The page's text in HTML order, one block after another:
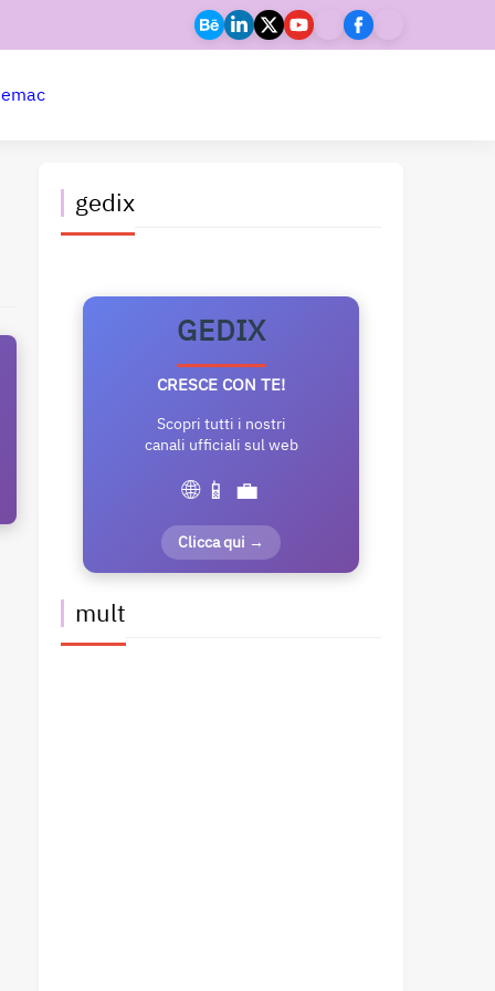
mac
gedix
GEDIX
CRESCE CON TE!
Scopri tutti i nostri
canali ufficiali sul web
🌐 📱 💼
Clicca qui →
mult